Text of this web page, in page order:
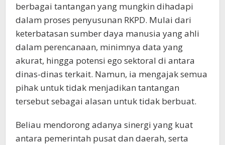
berbagai tantangan yang mungkin dihadapi
dalam proses penyusunan RKPD. Mulai dari
keterbatasan sumber daya manusia yang ahli
dalam perencanaan, minimnya data yang
akurat, hingga potensi ego sektoral di antara
dinas-dinas terkait. Namun, ia mengajak semua
pihak untuk tidak menjadikan tantangan
tersebut sebagai alasan untuk tidak berbuat.
Beliau mendorong adanya sinergi yang kuat
antara pemerintah pusat dan daerah, serta